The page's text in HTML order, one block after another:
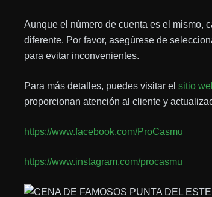
Aunque el número de cuenta es el mismo,
diferente. Por favor, asegúrese de
para evitar inconvenientes.
Para más detalles, puedes visitar el sitio
proporcionan atención al cliente y
https://www.facebook.com/ProCasmu
https://www.instagram.com/procasmu